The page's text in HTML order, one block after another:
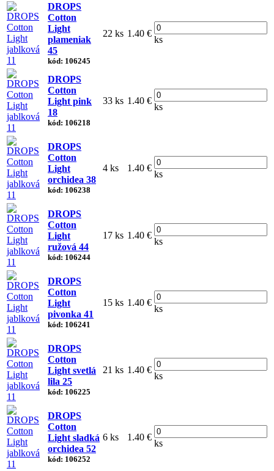
DROPS
Cotton
Light
plameniak
45
kód: 106245
22 ks 1.40 €
ks
DROPS
Cotton
Light pink
18
kód: 106218
33 ks 1.40 €
ks
DROPS
Cotton
Light
orchidea 38
kód: 106238
4 ks 1.40 €
ks
DROPS
Cotton
Light
ružová 44
kód: 106244
17 ks 1.40 €
ks
DROPS
Cotton
Light
pivonka 41
kód: 106241
15 ks 1.40 €
ks
DROPS
Cotton
Light svetlá
lila 25
kód: 106225
21 ks 1.40 €
ks
DROPS
Cotton
Light sladká
orchidea 52
kód: 106252
6 ks 1.40 €
ks